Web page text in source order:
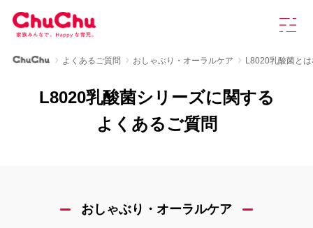
ロ
ChuChuについて
よくあるご質問
ChuChu公式サイトよくあるご質問 おしゃぶり・オーラルケア L8020乳酸菌と
L8020乳酸菌シリーズに関する
よくあるご質問
おしゃぶり・オーラルケア